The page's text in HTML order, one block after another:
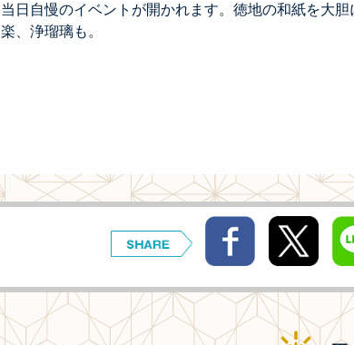
当日自慢のイベントが開かれます。徳地の和紙を大
楽、浄瑠璃も。